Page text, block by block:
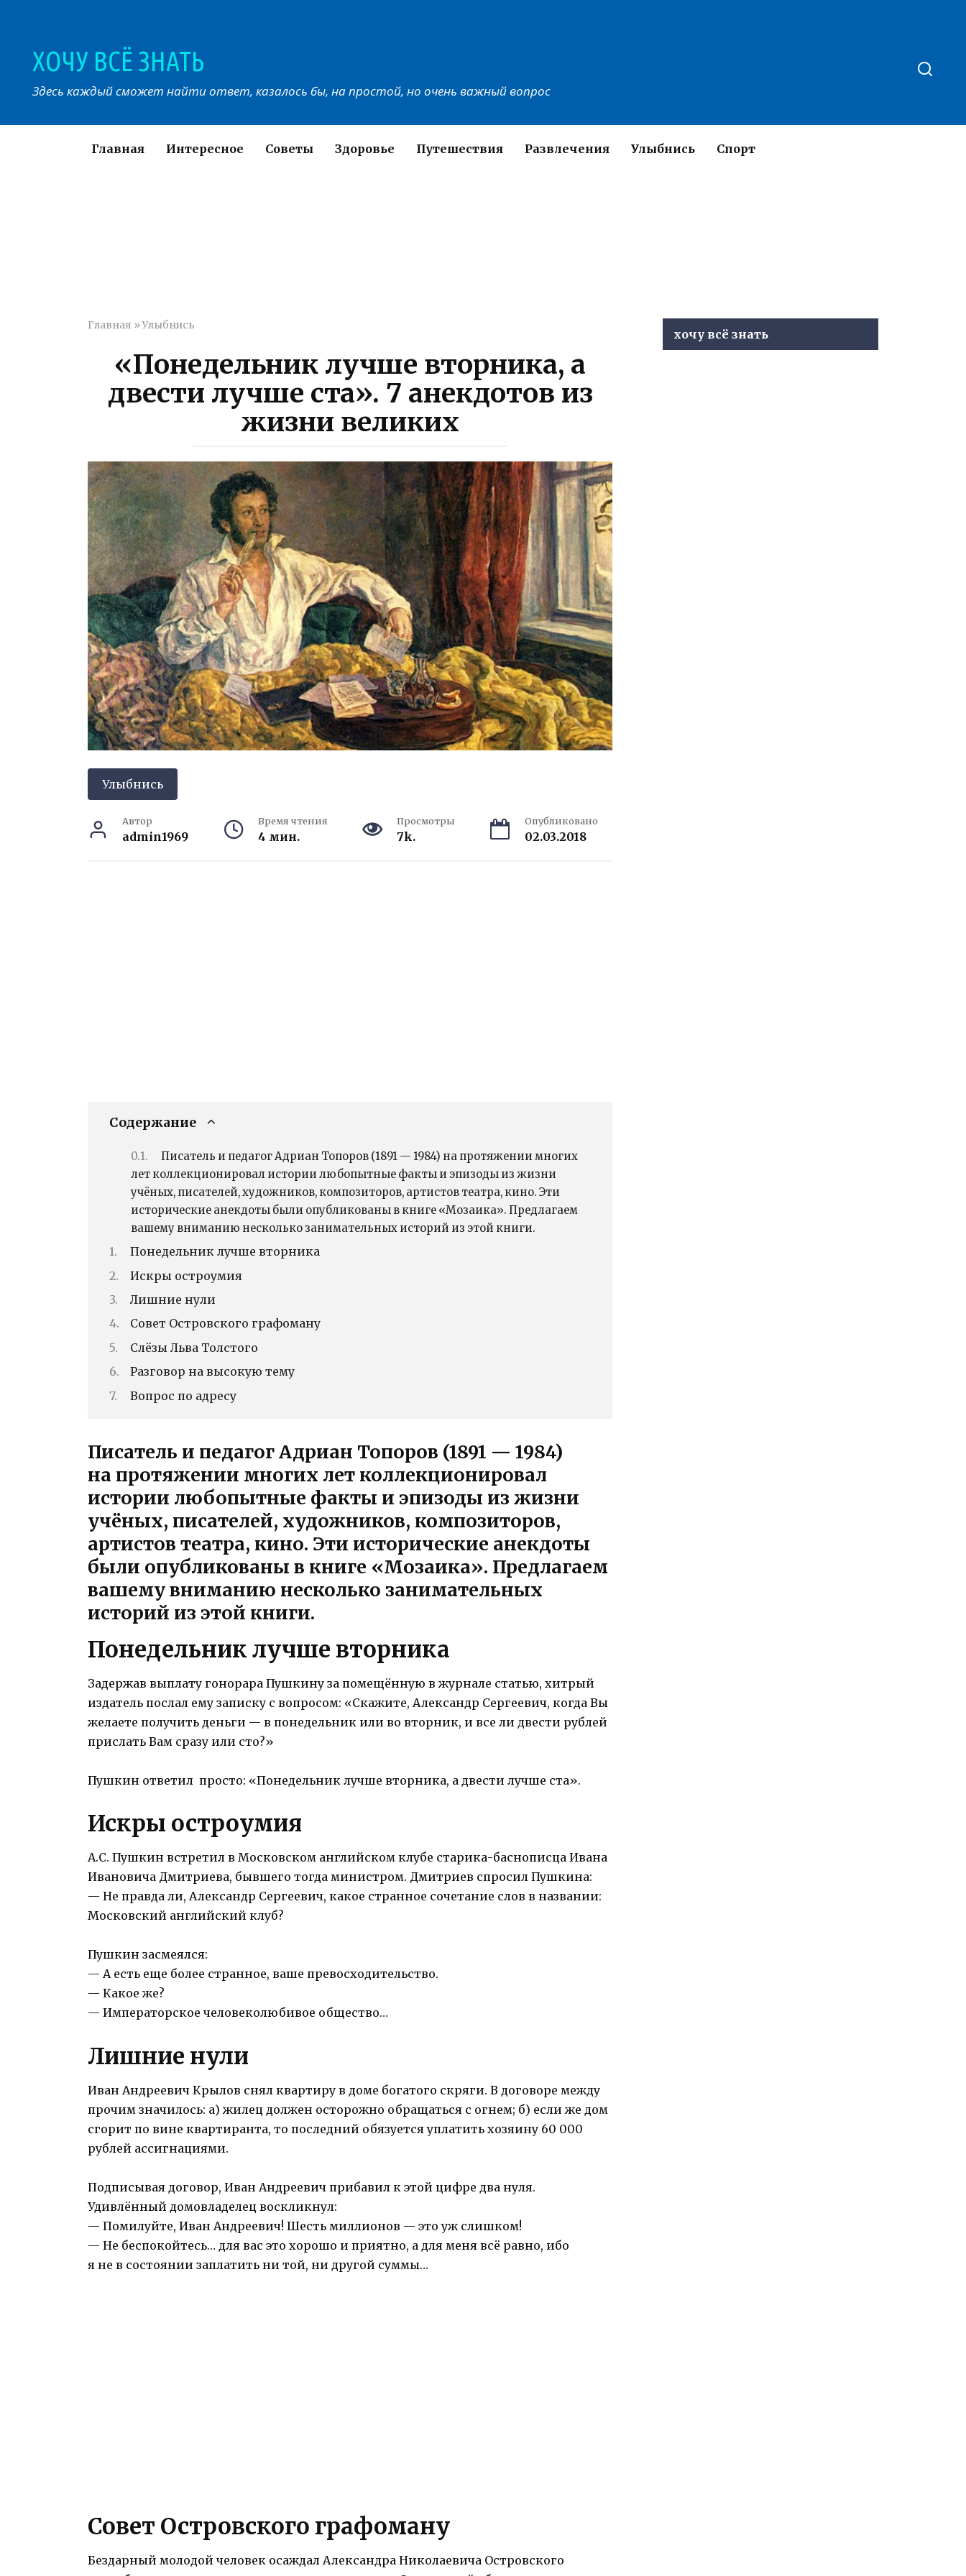
ХОЧУ ВСЁ ЗНАТЬ
Здесь каждый сможет найти ответ, казалось бы, на простой, но очень важный вопрос
Главная Интересное Советы Здоровье Путешествия Развлечения Улыбнись Спорт
Главная »Улыбнись
«Понедельник лучше вторника, а
двести лучше ста». 7 анекдотов из
жизни великих
Улыбнись
Автор
admin1969
Время чтения
4 мин.
Просмотры
7k.
Опубликовано
02.03.2018
Содержание
Писатель и педагог Адриан Топоров (1891 — 1984) на протяжении многих
лет коллекционировал истории любопытные факты и эпизоды из жизни
учёных, писателей, художников, композиторов, артистов театра, кино. Эти
исторические анекдоты были опубликованы в книге «Мозаика». Предлагаем
вашему вниманию несколько занимательных историй из этой книги.
Понедельник лучше вторника
Искры остроумия
Лишние нули
Совет Островского графоману
Слёзы Льва Толстого
Разговор на высокую тему
Вопрос по адресу
Писатель и педагог Адриан Топоров (1891 — 1984)
на протяжении многих лет коллекционировал
истории любопытные факты и эпизоды из жизни
учёных, писателей, художников, композиторов,
артистов театра, кино. Эти исторические анекдоты
были опубликованы в книге «Мозаика». Предлагаем
вашему вниманию несколько занимательных
историй из этой книги.
Понедельник лучше вторника
Задержав выплату гонорара Пушкину за помещённую в журнале статью, хитрый
издатель послал ему записку с вопросом: «Скажите, Александр Сергеевич, когда Вы
желаете получить деньги — в понедельник или во вторник, и все ли двести рублей
прислать Вам сразу или сто?»
Пушкин ответил просто: «Понедельник лучше вторника, а двести лучше ста».
Искры остроумия
А.С. Пушкин встретил в Московском английском клубе старика-баснописца Ивана
Ивановича Дмитриева, бывшего тогда министром. Дмитриев спросил Пушкина:
— Не правда ли, Александр Сергеевич, какое странное сочетание слов в названии:
Московский английский клуб?
Пушкин засмеялся:
— А есть еще более странное, ваше превосходительство.
— Какое же?
— Императорское человеколюбивое общество…
Лишние нули
Иван Андреевич Крылов снял квартиру в доме богатого скряги. В договоре между
прочим значилось: а) жилец должен осторожно обращаться с огнем; б) если же дом
сгорит по вине квартиранта, то последний обязуется уплатить хозяину 60 000
рублей ассигнациями.
Подписывая договор, Иван Андреевич прибавил к этой цифре два нуля.
Удивлённый домовладелец воскликнул:
— Помилуйте, Иван Андреевич! Шесть миллионов — это уж слишком!
— Не беспокойтесь… для вас это хорошо и приятно, а для меня всё равно, ибо
я не в состоянии заплатить ни той, ни другой суммы…
Совет Островского графоману
Бездарный молодой человек осаждал Александра Николаевича Островского
хочу всё знать